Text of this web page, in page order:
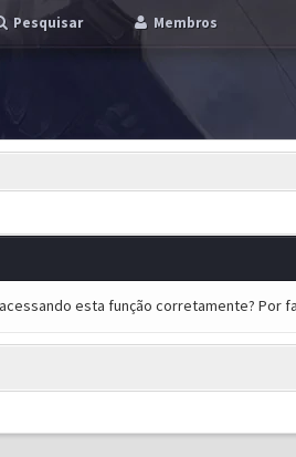
Pesquisar Membros
esta função corretamente? Por